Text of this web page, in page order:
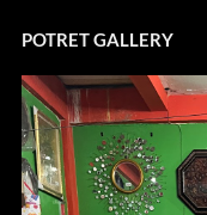
POTRET GALLERY